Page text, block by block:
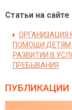
Статьи на
ОРГАНИЗАЦИЯ
ПОМОЩИ ДЕТЯМ
РАЗВИТИИ В
ПРЕБЫВАНИЯ
ПУБЛИКАЦИИ